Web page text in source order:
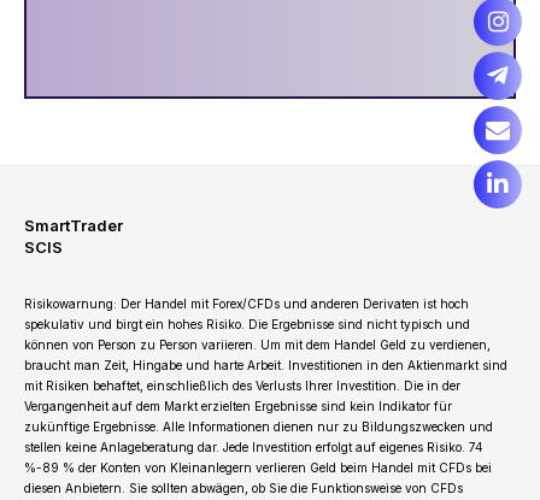
SmartTrader
SCIS
Risikowarnung: Der Handel mit Forex/CFDs und anderen Derivaten ist hoch
spekulativ und birgt ein hohes Risiko. Die Ergebnisse sind nicht typisch und
können von Person zu Person variieren. Um mit dem Handel Geld zu verdienen,
braucht man Zeit, Hingabe und harte Arbeit. Investitionen in den Aktienmarkt sind
mit Risiken behaftet, einschließlich des Verlusts Ihrer Investition. Die in der
Vergangenheit auf dem Markt erzielten Ergebnisse sind kein Indikator für
zukünftige Ergebnisse. Alle Informationen dienen nur zu Bildungszwecken und
stellen keine Anlageberatung dar. Jede Investition erfolgt auf eigenes Risiko. 74
%-89 % der Konten von Kleinanlegern verlieren Geld beim Handel mit CFDs bei
diesen Anbietern. Sie sollten abwägen, ob Sie die Funktionsweise von CFDs